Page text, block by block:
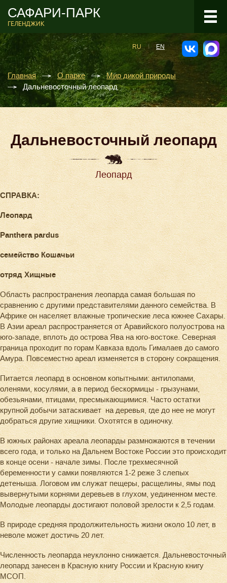
САФАРИ-ПАРК
ГЕЛЕНДЖИК
RU EN
Главная О парке
Мир дикой природы
Дальневосточный леопард
Дальневосточный леопард
Леопард
СПРАВКА:
Леопард
Panthera pardus
семейство Кошачьи
отряд Хищные
Область распространения леопарда самая большая по
сравнению с другими представителями данного семейства. В
Африке он населяет влажные тропические леса южнее Сахары.
В Азии ареал распространяется от Аравийского полуострова на
юго-западе, вплоть до острова Ява на юго-востоке. Северная
граница проходит по горам Кавказа вдоль Гималаев до самого
Амура. Повсеместно ареал изменяется в сторону сокращения.
Питается леопард в основном копытными: антилопами,
оленями, косулями, а в период бескормицы - грызунами,
обезьянами, птицами, пресмыкающимися. Часто остатки
крупной добычи затаскивает на деревья, где до нее не могут
добраться другие хищники. Охотятся в одиночку.
В южных районах ареала леопарды размножаются в течении
всего года, и только на Дальнем Востоке России это происходит
в конце осени - начале зимы. После трехмесячной
беременности у самки появляются 1-2 реже 3 слепых
детеныша. Логовом им служат пещеры, расщелины, ямы под
вывернутыми корнями деревьев в глухом, уединенном месте.
Молодые леопарды достигают половой зрелости к 2,5 годам.
В природе средняя продолжительность жизни около 10 лет, в
неволе может достичь 20 лет.
Численность леопарда неуклонно снижается. Дальневосточный
леопард занесен в Красную книгу России и Красную книгу
МСОП.